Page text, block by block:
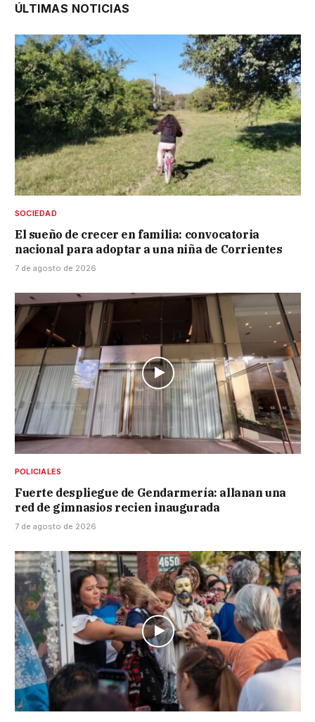
ÚLTIMAS NOTICIAS
SOCIEDAD
El sueño de crecer en familia: convocatoria
nacional para adoptar a una niña de Corrientes
7 de agosto de 2026
POLICIALES
Fuerte despliegue de Gendarmería: allanan una
red de gimnasios recien inaugurada
7 de agosto de 2026